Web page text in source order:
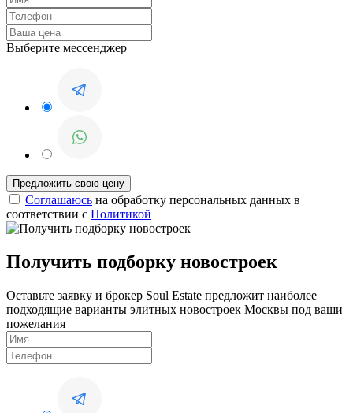
Выберите мессенджер
Соглашаюсь на обработку персональных данных в
соответствии с Политикой
Получить подборку новостроек
Оставьте заявку и брокер Soul Estate предложит наиболее
подходящие варианты элитных новостроек Москвы под ваши
пожелания